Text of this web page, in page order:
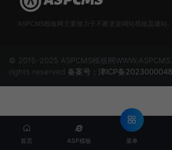
ASPCMS模板网主要致力于不断更新网站模板及建站
© 2015-2025 ASPCMS模板网
rights reserved 备案号：津ICP备
首页 ASP模板 菜单